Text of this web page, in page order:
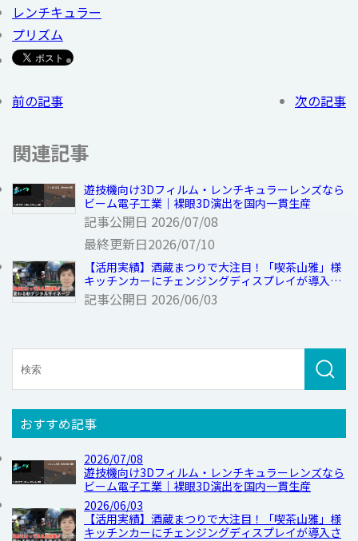
レンチキュラー
プリズム
前の記事 次の記事
関連記事
遊技機向け3Dフィルム・レンチキュラーレンズなら
ビーム電子工業｜裸眼3D演出を国内一貫生産
記事公開日 2026/07/08
最終更新日2026/07/10
【活用実績】酒蔵まつりで大注目！「喫茶山雅」様
キッチンカーにチェンジングディスプレイが導入さ
れました！
記事公開日 2026/06/03
おすすめ記事
2026/07/08
遊技機向け3Dフィルム・レンチキュラーレンズなら
ビーム電子工業｜裸眼3D演出を国内一貫生産
2026/06/03
【活用実績】酒蔵まつりで大注目！「喫茶山雅」様
キッチンカーにチェンジングディスプレイが導入さ